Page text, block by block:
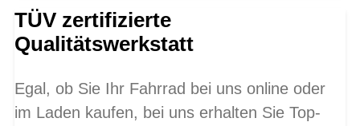
TÜV zertifizierte
Qualitätswerkstatt
Egal, ob Sie Ihr Fahrrad bei uns online oder
im Laden kaufen, bei uns erhalten Sie Top-